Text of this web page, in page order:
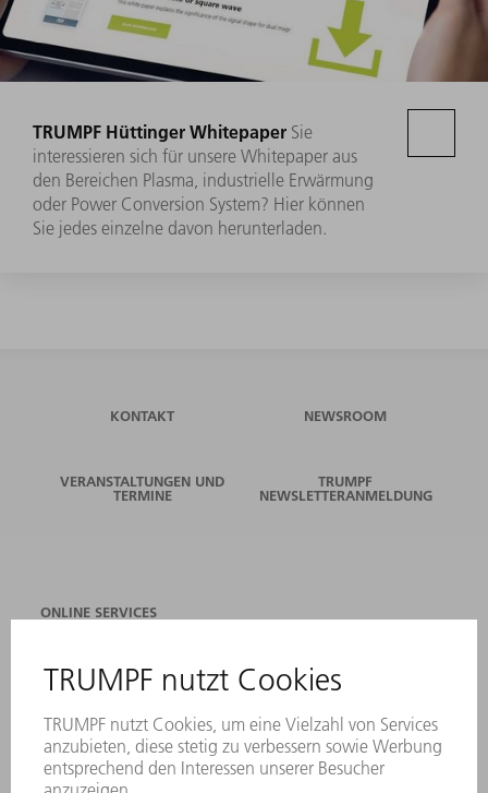
TRUMPF Hüttinger Whitepaper Sie
interessieren sich für unsere Whitepaper aus
den Bereichen Plasma, industrielle Erwärmung
oder Power Conversion System? Hier können
Sie jedes einzelne davon herunterladen.
KONTAKT NEWSROOM
VERANSTALTUNGEN UND
TERMINE
TRUMPF
NEWSLETTERANMELDUNG
ONLINE SERVICES
STANDORTE
NEWSLETTER-ANMELDUNG
MYTRUMPF
SICHERHEITSDATENBLÄTTER
PRODUKTE